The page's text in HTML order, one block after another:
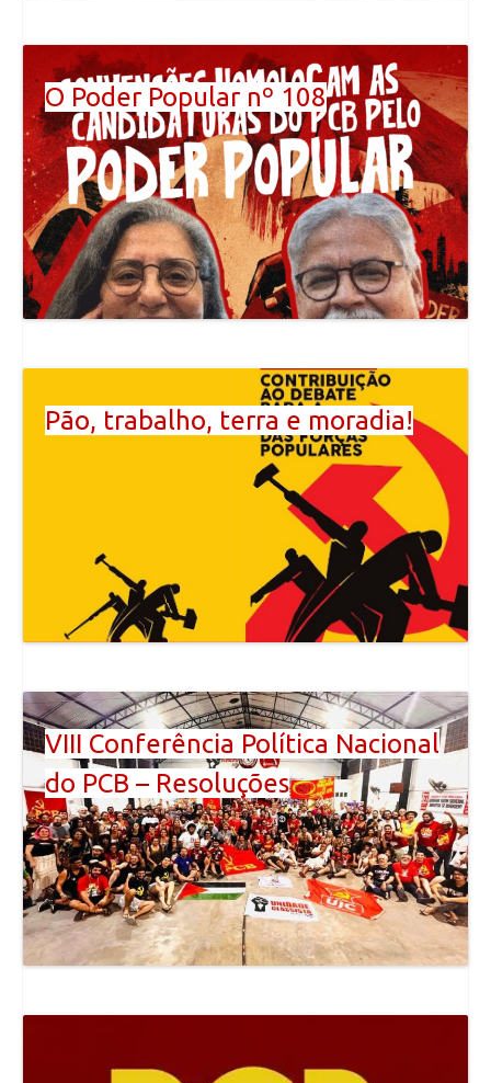
O Poder Popular nº 108
Pão, trabalho, terra e moradia!
VIII Conferência Política Nacional
do PCB – Resoluções